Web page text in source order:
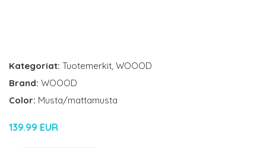
Kategoriat: Tuotemerkit, WOOOD
Brand: WOOOD
Color: Musta/mattamusta
139.99 EUR